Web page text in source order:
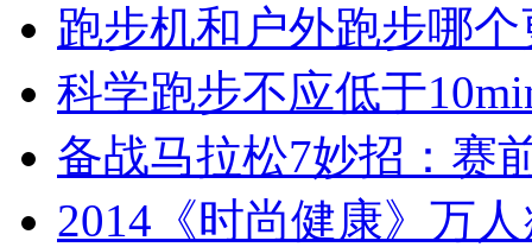
跑步机和户外跑步哪
科学跑步不应低于
备战马拉松7妙招：赛
2014《时尚健康》万